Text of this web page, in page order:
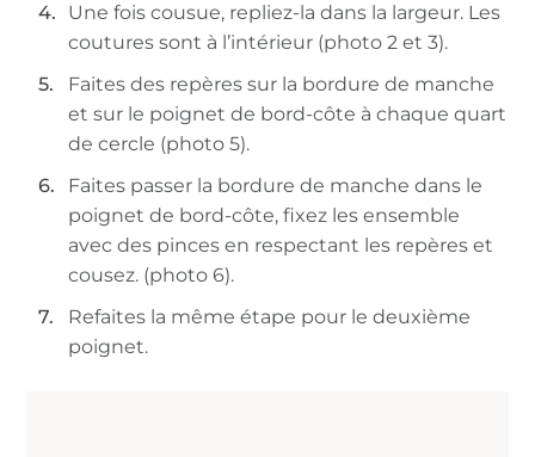
Une fois cousue, repliez-la dans la largeur. Les
coutures sont à l’intérieur (photo 2 et 3).
Faites des repères sur la bordure de manche
et sur le poignet de bord-côte à chaque quart
de cercle (photo 5).
Faites passer la bordure de manche dans le
poignet de bord-côte, fixez les ensemble
avec des pinces en respectant les repères et
cousez. (photo 6).
Refaites la même étape pour le deuxième
poignet.